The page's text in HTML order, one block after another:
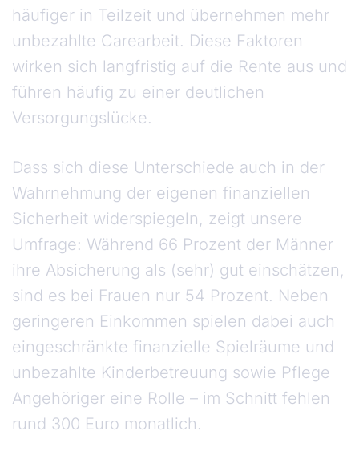
häufiger in Teilzeit und übernehmen mehr
unbezahlte Carearbeit. Diese Faktoren
wirken sich langfristig auf die Rente aus und
führen häufig zu einer deutlichen
Versorgungslücke.
Dass sich diese Unterschiede auch in der
Wahrnehmung der eigenen finanziellen
Sicherheit widerspiegeln, zeigt unsere
Umfrage: Während 66 Prozent der Männer
ihre Absicherung als (sehr) gut einschätzen,
sind es bei Frauen nur 54 Prozent. Neben
geringeren Einkommen spielen dabei auch
eingeschränkte finanzielle Spielräume und
unbezahlte Kinderbetreuung sowie Pflege
Angehöriger eine Rolle – im Schnitt fehlen
rund 300 Euro monatlich.